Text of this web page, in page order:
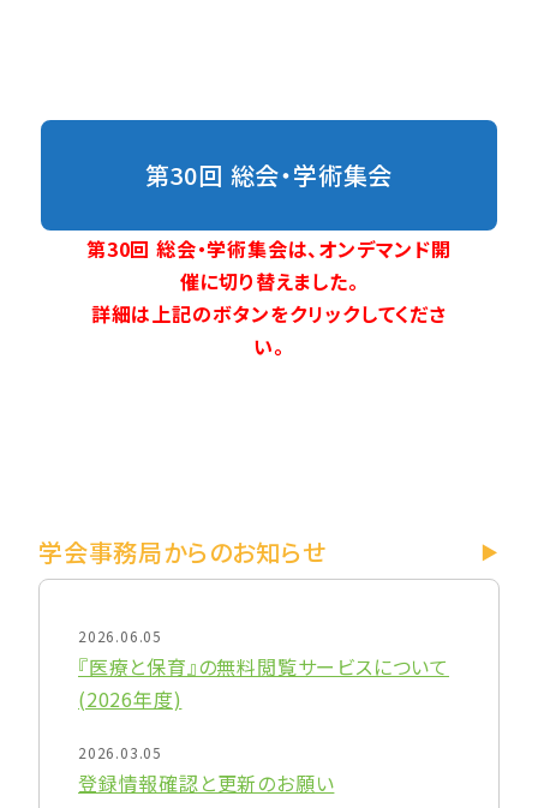
第30回 総会・学術集会
第30回 総会・学術集会は、オンデマンド開
催に切り替えました。
詳細は上記のボタンをクリックしてくださ
い。
学会事務局からのお知らせ
2026.06.05
『医療と保育』の無料閲覧サービスについて
(2026年度)
2026.03.05
登録情報確認と更新のお願い